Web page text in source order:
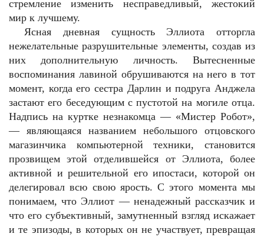
стремление изменить несправедливый, жестокий
мир к лучшему.
Ясная дневная сущность Эллиота отторгла
нежелательные разрушительные элементы, создав из
них дополнительную личность. Вытесненные
воспоминания лавиной обрушиваются на него в тот
момент, когда его сестра Дарлин и подруга Анджела
застают его беседующим с пустотой на могиле отца.
Надпись на куртке незнакомца — «Мистер Робот»,
— являющаяся названием небольшого отцовского
магазинчика компьютерной техники, становится
прозвищем этой отделившейся от Эллиота, более
активной и решительной его ипостаси, которой он
делегировал всю свою ярость. С этого момента мы
понимаем, что Эллиот — ненадежный рассказчик и
что его субъективный, замутненный взгляд искажает
и те эпизоды, в которых он не участвует, превращая